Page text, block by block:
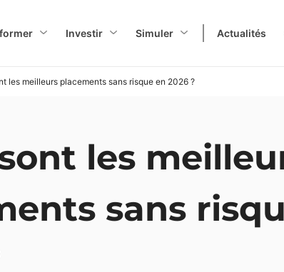
Investir Simuler Actualités
les meilleurs placements sans risque en 2026 ?
les
sans